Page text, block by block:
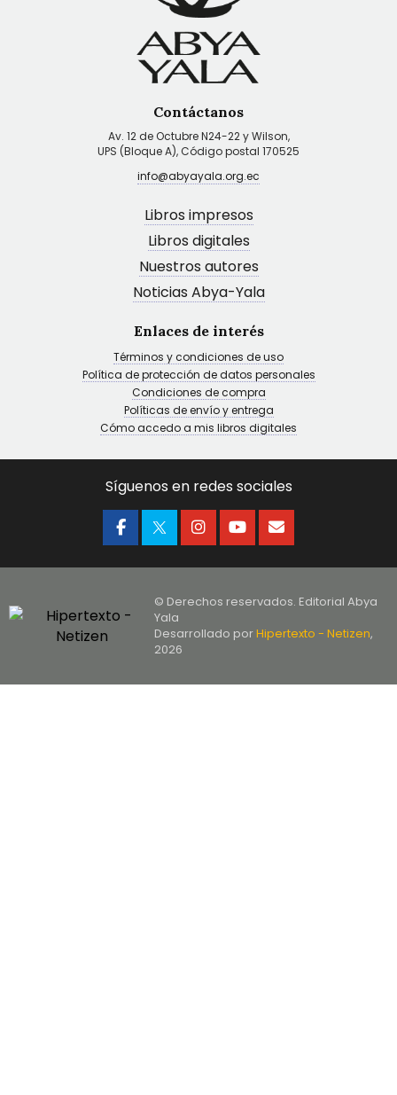
Contáctanos
Av. 12 de Octubre N24-22 y Wilson,
UPS (Bloque A), Código postal 170525
info@abyayala.org.ec
Libros impresos
Libros digitales
Nuestros autores
Noticias Abya-Yala
Enlaces de interés
Términos y condiciones de uso
Política de protección de datos personales
Condiciones de compra
Políticas de envío y entrega
Cómo accedo a mis libros digitales
Síguenos en redes sociales
© Derechos reservados. Editorial Abya
Yala
Desarrollado porHipertexto - Netizen,
2026